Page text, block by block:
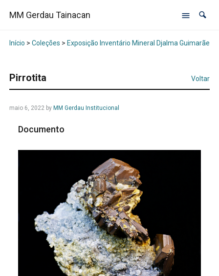
MM Gerdau Tainacan
Início > Coleções > Exposição Inventário Mineral Djalma Guimarães
Pirrotita Voltar
maio 6, 2022by MM Gerdau Institucional
Documento